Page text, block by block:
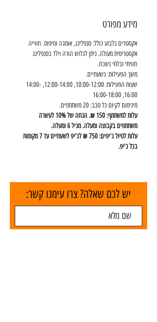
מידע מפורט
אקסטרים גלבוע כולל: סנפלינג, אומגה וטיפוס. חווייה
אקסטרימית מעולה. ניתן לגלוש הורה וילד בסנפלינג
חוויתי ובלתי נשכח.
משך הפעילות: כשעתיים.
שעות הפעילות: 10:00-12:00, 12:00-14:00, 14:00-
16:00, 16:00-18:00
מינימום לקיום כל סבב: 20 משתתפים.
עלות למשתתף: 150 ₪. הנחה של 10% לעשרה
משתתפים בקבוצה ומעלה. מגיל 6 ומעלה.
עלות לטיול ג'יפים: 750 ₪ לג'יפ לשעתיים עד 7 מקומות
בכל ג'יפ.
יש לכם שאלה? צרו עימנו קשר: